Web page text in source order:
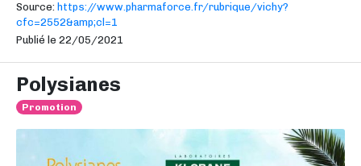
Source: https://www.pharmaforce.fr/rubrique/vichy?
cfc=2552&amp;cl=1
Publié le 22/05/2021
Polysianes
Promotion